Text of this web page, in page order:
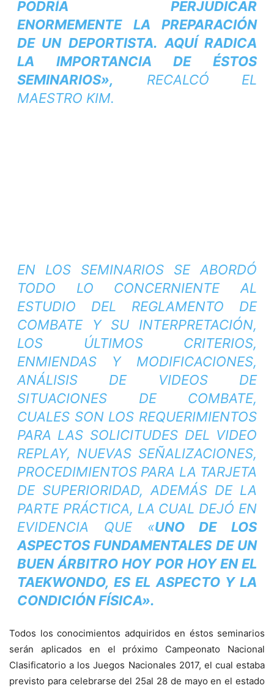
PODRÍA PERJUDICAR
ENORMEMENTE LA PREPARACIÓN
DE UN DEPORTISTA. AQUÍ RADICA
LA IMPORTANCIA DE ÉSTOS
SEMINARIOS», RECALCÓ EL
MAESTRO KIM.
EN LOS SEMINARIOS SE ABORDÓ
TODO LO CONCERNIENTE AL
ESTUDIO DEL REGLAMENTO DE
COMBATE Y SU INTERPRETACIÓN,
LOS ÚLTIMOS CRITERIOS,
ENMIENDAS Y MODIFICACIONES,
ANÁLISIS DE VIDEOS DE
SITUACIONES DE COMBATE,
CUALES SON LOS REQUERIMIENTOS
PARA LAS SOLICITUDES DEL VIDEO
REPLAY, NUEVAS SEÑALIZACIONES,
PROCEDIMIENTOS PARA LA TARJETA
DE SUPERIORIDAD, ADEMÁS DE LA
PARTE PRÁCTICA, LA CUAL DEJÓ EN
EVIDENCIA QUE «UNO DE LOS
ASPECTOS FUNDAMENTALES DE UN
BUEN ÁRBITRO HOY POR HOY EN EL
TAEKWONDO, ES EL ASPECTO Y LA
CONDICIÓN FÍSICA».
Todos los conocimientos adquiridos en éstos seminarios
serán aplicados en el próximo Campeonato Nacional
Clasificatorio a los Juegos Nacionales 2017, el cual estaba
previsto para celebrarse del 25al 28 de mayo en el estado